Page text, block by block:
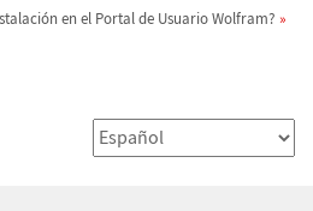
en el Portal de Usuario Wolfram?